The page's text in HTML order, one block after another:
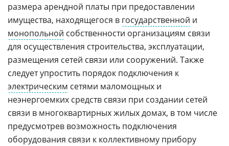
размера арендной платы при предоставлении
имущества, находящегося в государственной и
монопольной собственности организациям связи
для осуществления строительства, эксплуатации,
размещения сетей связи или сооружений. Также
следует упростить порядок подключения к
электрическим сетями маломощных и
неэнергоемких средств связи при создании сетей
связи в многоквартирных жилых домах, в том числе
предусмотрев возможность подключения
оборудования связи к коллективному прибору